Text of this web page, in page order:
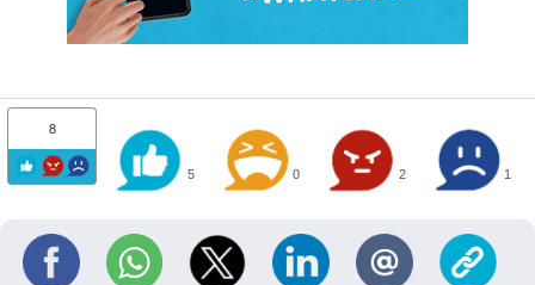
8
5 0 2 1